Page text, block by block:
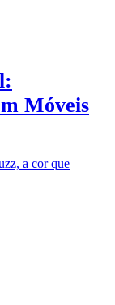
Móveis
a cor que